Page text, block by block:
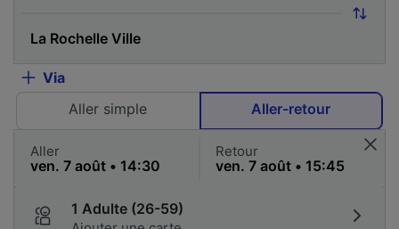
Via
Aller simple
Aller-retour
Aller Retour
1 Adulte (26-59)